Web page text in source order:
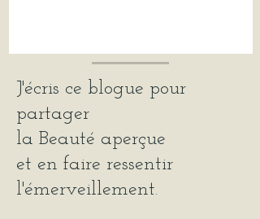
J'écris ce blogue pour
partager
la Beauté aperçue